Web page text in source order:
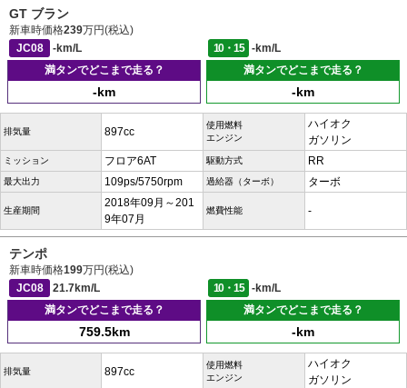
GT ブラン
新車時価格239万円(税込)
JC08
-km/L 10・15
-km/L
満タンでどこまで走る？
-km
満タンでどこまで走る？
-km
排気量 897cc
使用燃料
エンジン
ハイオク
ガソリン
ミッション フロア6AT 駆動方式 RR
最大出力 109ps/5750rpm 過給器（ターボ） ターボ
生産期間
2018年09月～201
9年07月
燃費性能 -
テンポ
新車時価格199万円(税込)
JC08
21.7km/L 10・15
-km/L
満タンでどこまで走る？
759.5km
満タンでどこまで走る？
-km
排気量 897cc
使用燃料
エンジン
ハイオク
ガソリン